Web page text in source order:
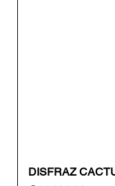
DISFRAZ